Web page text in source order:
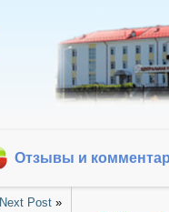
Отзывы и
Next Post »